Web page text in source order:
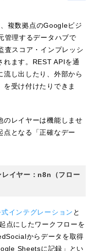
複数拠点のGoogleビジ
管理するデータハブで
査スコア・インプレッシ
れます。REST APIを通
流し出したり、外部から
受け付けたりできま
のレイヤーは機能しませ
点となる「正確なデー
イヤー：n8n（フロー
インテグレーション と
点にしたワークフローを
からデータを取得
Sheetsに記録」とい